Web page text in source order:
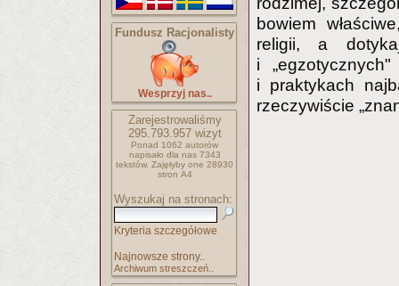
Fundusz Racjonalisty
Wesprzyj nas..
Zarejestrowaliśmy
295.793.957wizyt
Ponad 1062 autorów
napisało dla nas 7343
tekstów. Zajęłyby one 28930
stron A4
Wyszukaj na stronach:
Kryteria szczegółowe
Najnowsze strony..
Archiwum streszczeń..
bowiem
religii, a
i
i praktykach
rzeczywiście